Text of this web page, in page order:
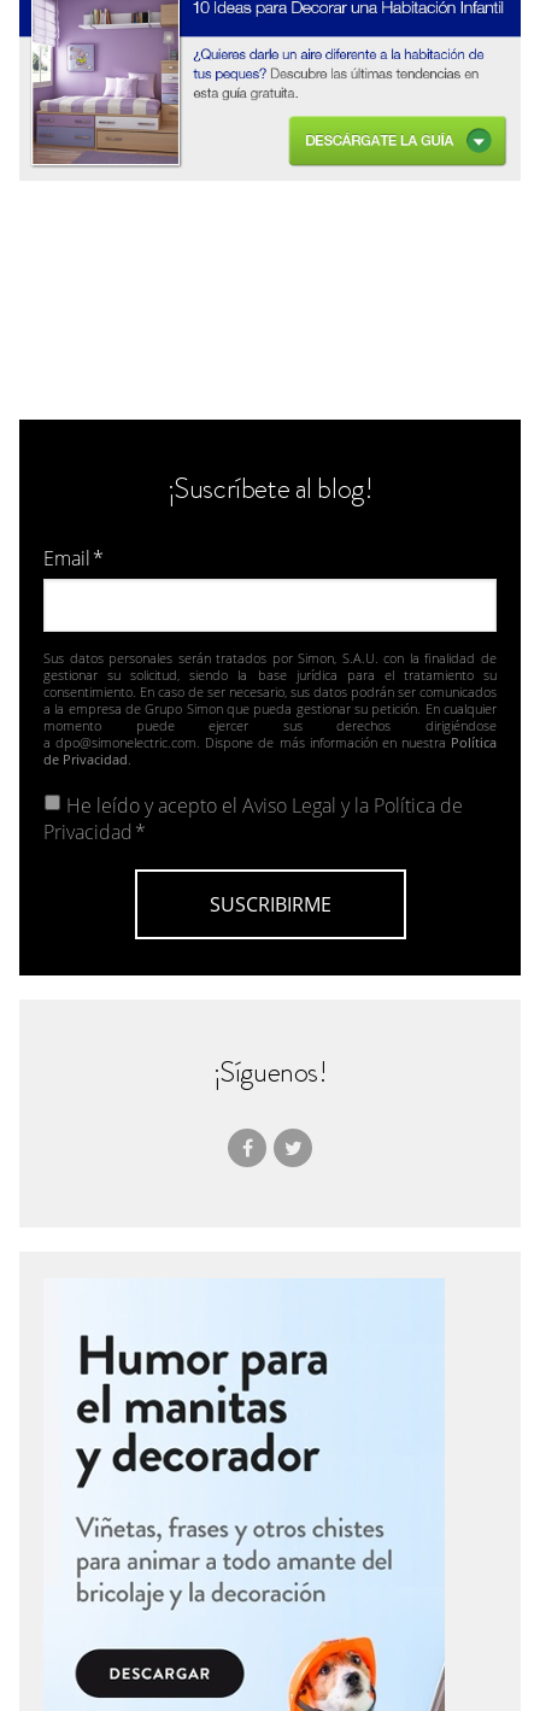
¡Suscríbete al blog!
Email*
Sus datos personales serán tratados por Simon, S.A.U. con la finalidad de
gestionar su solicitud, siendo la base jurídica para el tratamiento su
consentimiento. En caso de ser necesario, sus datos podrán ser comunicados
a la empresa de Grupo Simon que pueda gestionar su petición. En cualquier
momento puede ejercer sus derechos dirigiéndose
a dpo@simonelectric.com. Dispone de más información en nuestra Política
de Privacidad.
He leído y acepto el Aviso Legal y la Política de
Privacidad *
¡Síguenos!